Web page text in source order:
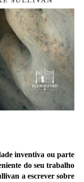
inventiva ou parte
do seu trabalho
a escrever sobre